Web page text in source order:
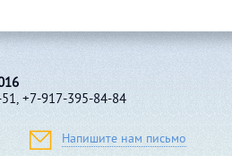
+7-917-395-84-84
Напишите нам письмо